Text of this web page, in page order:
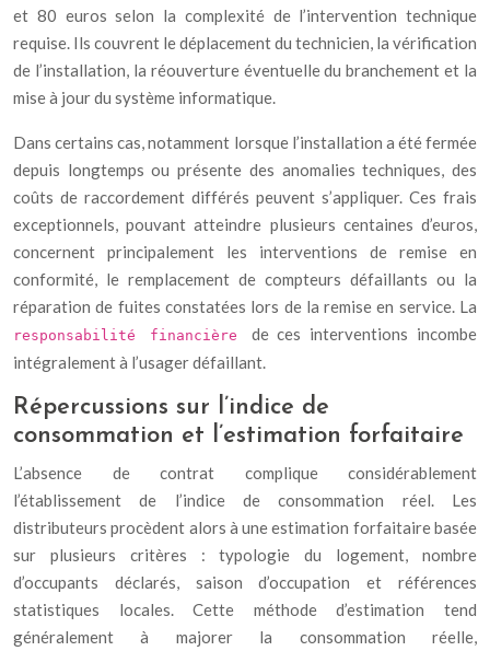
et 80 euros selon la complexité de l’intervention technique
requise. Ils couvrent le déplacement du technicien, la vérification
de l’installation, la réouverture éventuelle du branchement et la
mise à jour du système informatique.
Dans certains cas, notamment lorsque l’installation a été fermée
depuis longtemps ou présente des anomalies techniques, des
coûts de raccordement différés peuvent s’appliquer. Ces frais
exceptionnels, pouvant atteindre plusieurs centaines d’euros,
concernent principalement les interventions de remise en
conformité, le remplacement de compteurs défaillants ou la
réparation de fuites constatées lors de la remise en service. La
responsabilité financière de ces interventions incombe
intégralement à l’usager défaillant.
Répercussions sur l’indice de
consommation et l’estimation forfaitaire
L’absence de contrat complique considérablement
l’établissement de l’indice de consommation réel. Les
distributeurs procèdent alors à une estimation forfaitaire basée
sur plusieurs critères : typologie du logement, nombre
d’occupants déclarés, saison d’occupation et références
statistiques locales. Cette méthode d’estimation tend
généralement à majorer la consommation réelle,